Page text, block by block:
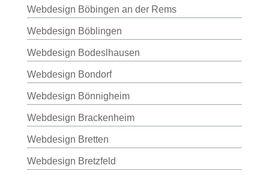
Webdesign Böbingen an der Rems
Webdesign Böblingen
Webdesign Bodeslhausen
Webdesign Bondorf
Webdesign Bönnigheim
Webdesign Brackenheim
Webdesign Bretten
Webdesign Bretzfeld